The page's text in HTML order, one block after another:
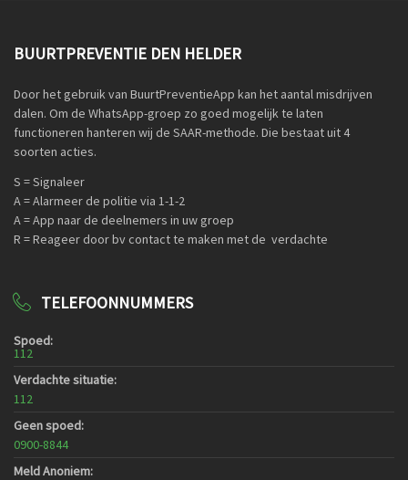
BUURTPREVENTIE DEN HELDER
Door het gebruik van BuurtPreventieApp kan het aantal misdrijven
dalen. Om de WhatsApp-groep zo goed mogelijk te laten
functioneren hanteren wij de SAAR-methode. Die bestaat uit 4
soorten acties.
S = Signaleer
A = Alarmeer de politie via 1-1-2
A = App naar de deelnemers in uw groep
R = Reageer door bv contact te maken met de verdachte
TELEFOONNUMMERS
Spoed:
112
Verdachte situatie:
112
Geen spoed:
0900-8844
Meld Anoniem: